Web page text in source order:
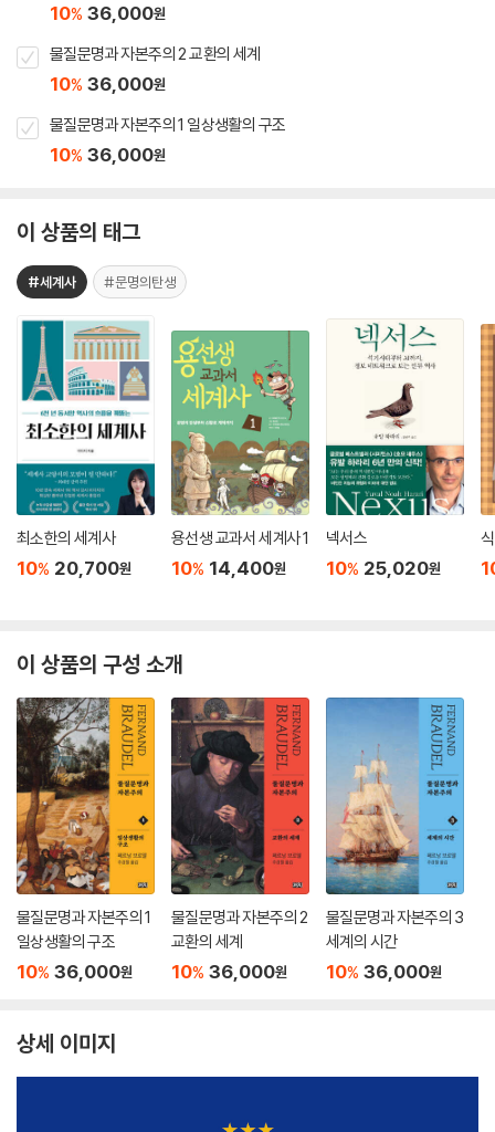
10% 36,000원
물질문명과 자본주의 2 교환의 세계
10% 36,000원
물질문명과 자본주의 1 일상생활의 구조
10% 36,000원
이 상품의 태그
#세계사 #문명의탄생
최소한의 세계사
10% 20,700원
용선생 교과서 세계사 1
10% 14,400원
넥서스
10% 25,020원
이 상품의 구성 소개
물질문명과 자본주의 1
일상생활의 구조
10% 36,000원
물질문명과 자본주의 2
교환의 세계
10% 36,000원
물질문명과 자본주의 3
세계의 시간
10% 36,000원
상세 이미지